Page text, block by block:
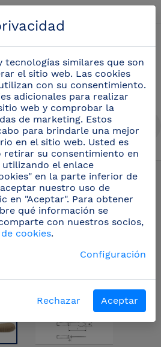
(30)
tecnologías similares que son
el sitio web. Las cookies
con su consentimiento.
adicionales para realizar
web y comprobar la
de marketing. Estos
para brindarle una mejor
en el sitio web. Usted es
retirar su consentimiento en
el enlace
en la parte inferior de
nuestro uso de
en "Aceptar". Para obtener
qué información se
con nuestros socios,
cookies.
Configuración
Rechazar Aceptar